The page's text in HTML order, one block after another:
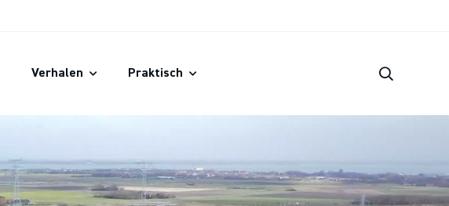
Verhalen Praktisch